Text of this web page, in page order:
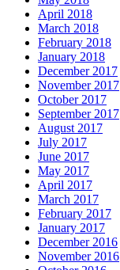
April 2018
March 2018
February 2018
January 2018
December 2017
November 2017
October 2017
September 2017
August 2017
July 2017
June 2017
May 2017
April 2017
March 2017
February 2017
January 2017
December 2016
November 2016